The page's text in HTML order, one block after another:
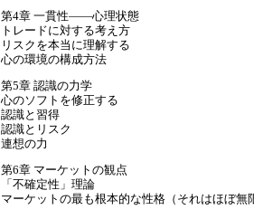
第4章 一貫性――心理状態
トレードに対する考え方
リスクを本当に理解する
心の環境の構成方法
第5章 認識の力学
心のソフトを修正する
認識と習得
認識とリスク
連想の力
第6章 マーケットの観点
「不確定性」理論
マーケットの最も根本的な性格（それはほぼ無